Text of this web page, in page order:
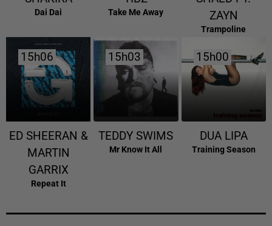
Dai Dai Take Me Away
ZAYN
Trampoline
15h06
15h06
ED SHEERAN &
MARTIN
GARRIX
Repeat It
15h03
15h03
TEDDY SWIMS
Mr Know It All
15h00
15h00
DUA LIPA
Training Season